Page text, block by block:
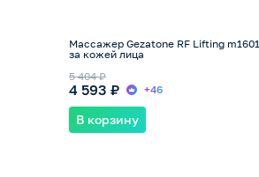
Массажер Gezatone RF Lifting
за кожей лица
4 593 ₽
5 404 ₽
+46
В корзину